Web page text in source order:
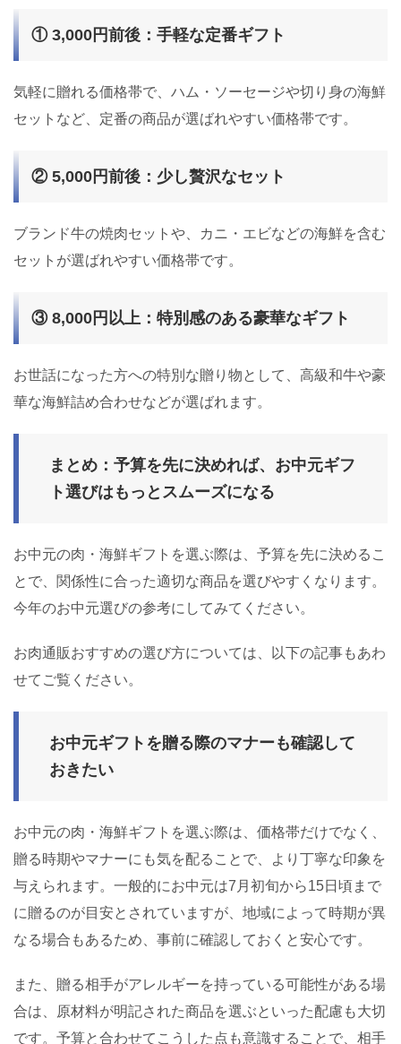
① 3,000円前後：手軽な定番ギフト
気軽に贈れる価格帯で、ハム・ソーセージや切り身の海鮮
セットなど、定番の商品が選ばれやすい価格帯です。
② 5,000円前後：少し贅沢なセット
ブランド牛の焼肉セットや、カニ・エビなどの海鮮を含む
セットが選ばれやすい価格帯です。
③ 8,000円以上：特別感のある豪華なギフト
お世話になった方への特別な贈り物として、高級和牛や豪
華な海鮮詰め合わせなどが選ばれます。
まとめ：予算を先に決めれば、お中元ギフ
ト選びはもっとスムーズになる
お中元の肉・海鮮ギフトを選ぶ際は、予算を先に決めるこ
とで、関係性に合った適切な商品を選びやすくなります。
今年のお中元選びの参考にしてみてください。
お肉通販おすすめの選び方については、以下の記事もあわ
せてご覧ください。
お中元ギフトを贈る際のマナーも確認して
おきたい
お中元の肉・海鮮ギフトを選ぶ際は、価格帯だけでなく、
贈る時期やマナーにも気を配ることで、より丁寧な印象を
与えられます。一般的にお中元は7月初旬から15日頃まで
に贈るのが目安とされていますが、地域によって時期が異
なる場合もあるため、事前に確認しておくと安心です。
また、贈る相手がアレルギーを持っている可能性がある場
合は、原材料が明記された商品を選ぶといった配慮も大切
です。予算と合わせてこうした点も意識することで、相手